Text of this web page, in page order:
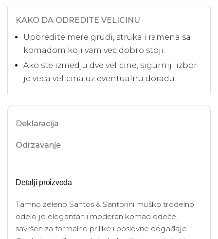
KAKO DA ODREDITE VELICINU
Uporedite mere grudi, struka i ramena sa
komadom koji vam vec dobro stoji.
Ako ste izmedju dve velicine, sigurniji izbor
je veca velicina uz eventualnu doradu.
Deklaracija
Odrzavanje
Detalji proizvoda
Tamno zeleno Santos & Santorini muško trodelno
odelo je elegantan i moderan komad odeće,
savršen za formalne prilike i poslovne događaje.